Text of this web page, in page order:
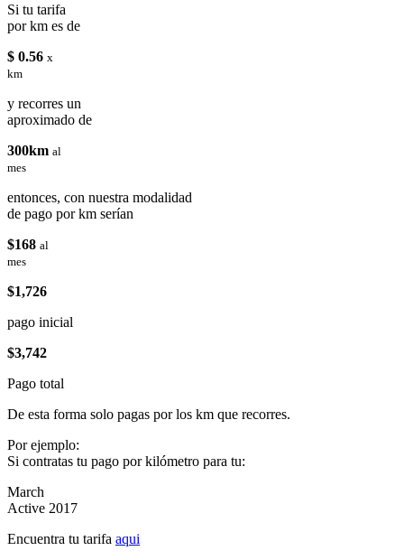
Si tu tarifa
por km es de
$ 0.56 x
km
y recorres un
aproximado de
300km al
mes
entonces, con nuestra modalidad
de pago por km serían
$168 al
mes
$1,726
pago inicial
$3,742
Pago total
De esta forma solo pagas por los km que recorres.
Por ejemplo:
Si contratas tu pago por kilómetro para tu:
March
Active 2017
Encuentra tu tarifa aqui